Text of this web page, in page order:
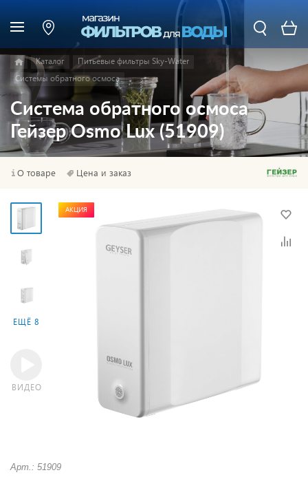
Каталог
Питьевые фильтры Sky-Water
Системы обратного осмоса
Система обратного осмоса
Гейзер Osmo Lux (51909)
О товаре Цена и заказ
ЕЩЁ 8
ВИДЕО
АКЦИЯ
Арт.: 51909